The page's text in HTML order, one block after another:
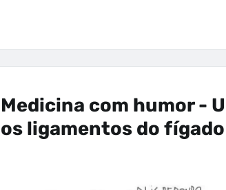
Medicina com humor -
os ligamentos do fígado